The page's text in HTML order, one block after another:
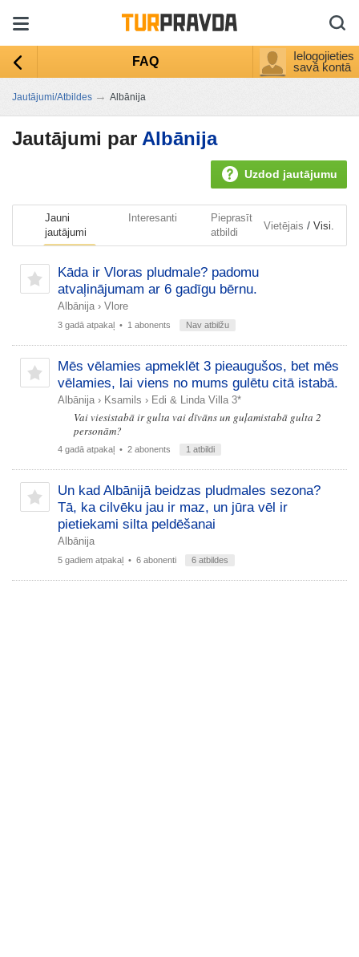
FAQ
Ielogojieties
savā kontā
Jautājumi/Atbildes → Albānija
Jautājumi par Albānija
Uzdod jautājumu
Jauni
jautājumi
Interesanti
Pieprasīt
atbildi
Vietējais / Visi.
Kāda ir Vloras pludmale? padomu
atvaļinājumam ar 6 gadīgu bērnu.
Albānija › Vlore
3 gadā atpakaļ • 1 abonents Nav atbilžu
Mēs vēlamies apmeklēt 3 pieaugušos, bet mēs
vēlamies, lai viens no mums gulētu citā istabā.
Albānija › Ksamils › Edi & Linda Villa 3*
Vai viesistabā ir gulta vai dīvāns un guļamistabā gulta 2
personām?
4 gadā atpakaļ • 2 abonents 1 atbildi
Un kad Albānijā beidzas pludmales sezona?
Tā, ka cilvēku jau ir maz, un jūra vēl ir
pietiekami silta peldēšanai
Albānija
5 gadiem atpakaļ • 6 abonenti 6 atbildes